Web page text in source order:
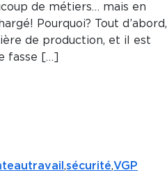
de métiers… mais en
Pourquoi? Tout d’abord,
de production, et il est
fasse […]
,sécurité,VGP